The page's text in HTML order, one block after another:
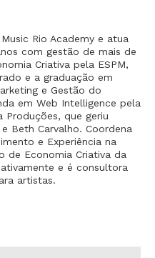
Rio Academy e atua
com gestão de mais de
Criativa pela ESPM,
e a graduação em
e Gestão do
em Web Intelligence pela
Produções, que geriu
Beth Carvalho. Coordena
e Experiência na
de Economia Criativa da
e é consultora
artistas.